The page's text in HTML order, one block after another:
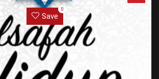
Save
0